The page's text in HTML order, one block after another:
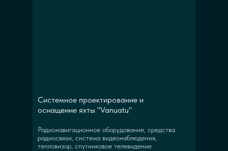
Радионавигационное оборудование, средства
радиосвязи, система видеонаблюдения,
тепловизор, спутниковое телевидение
Системное проектирование и
оснащение яхты "Vanuatu"